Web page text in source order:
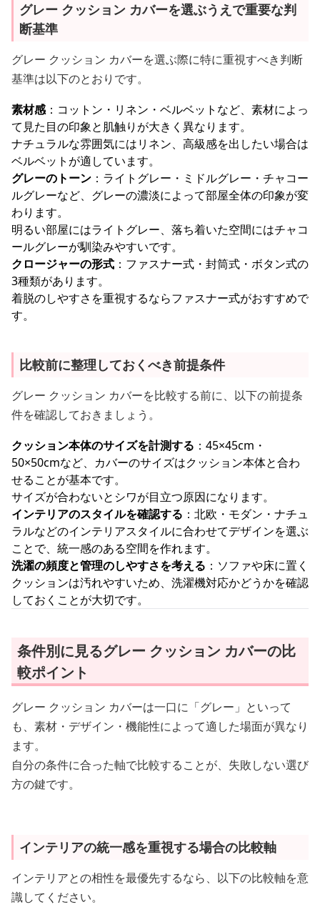
グレー クッション カバーを選ぶうえで重要な判
断基準
グレー クッション カバーを選ぶ際に特に重視すべき判断
基準は以下のとおりです。
素材感：コットン・リネン・ベルベットなど、素材によっ
て見た目の印象と肌触りが大きく異なります。
ナチュラルな雰囲気にはリネン、高級感を出したい場合は
ベルベットが適しています。
グレーのトーン ：ライトグレー・ミドルグレー・チャコー
ルグレーなど、グレーの濃淡によって部屋全体の印象が変
わります。
明るい部屋にはライトグレー、落ち着いた空間にはチャコ
ールグレーが馴染みやすいです。
クロージャーの形式 ：ファスナー式・封筒式・ボタン式の
3種類があります。
着脱のしやすさを重視するならファスナー式がおすすめで
す。
比較前に整理しておくべき前提条件
グレー クッション カバーを比較する前に、以下の前提条
件を確認しておきましょう。
クッション本体のサイズを計測する ：45×45cm・
50×50cmなど、カバーのサイズはクッション本体と合わ
せることが基本です。
サイズが合わないとシワが目立つ原因になります。
インテリアのスタイルを確認する ：北欧・モダン・ナチュ
ラルなどのインテリアスタイルに合わせてデザインを選ぶ
ことで、統一感のある空間を作れます。
洗濯の頻度と管理のしやすさを考える ：ソファや床に置く
クッションは汚れやすいため、洗濯機対応かどうかを確認
しておくことが大切です。
条件別に見るグレー クッション カバーの比
較ポイント
グレー クッション カバーは一口に「グレー」といって
も、素材・デザイン・機能性によって適した場面が異なり
ます。
自分の条件に合った軸で比較することが、失敗しない選び
方の鍵です。
インテリアの統一感を重視する場合の比較軸
インテリアとの相性を最優先するなら、以下の比較軸を意
識してください。